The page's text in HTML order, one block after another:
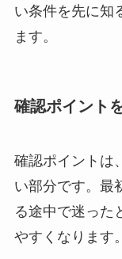
い条件を先に知
ます。
確認ポイント
確認ポイントは
い部分です。最
る途中で迷った
やすくなります。